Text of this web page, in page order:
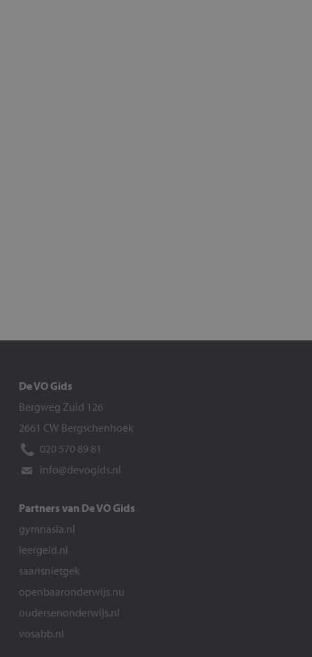
De VO Gids
Bergweg Zuid 126
2661 CW Bergschenhoek
020 570 89 81
info@devogids.nl
Partners van De VO Gids
gymnasia.nl
leergeld.nl
saarisnietgek
openbaaronderwijs.nu
oudersenonderwijs.nl
vosabb.nl